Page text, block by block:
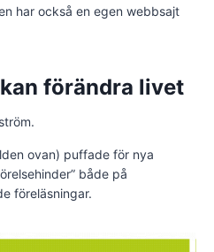
har också en egen webbsajt
förändra livet
ovan) puffade för nya
både på
föreläsningar.